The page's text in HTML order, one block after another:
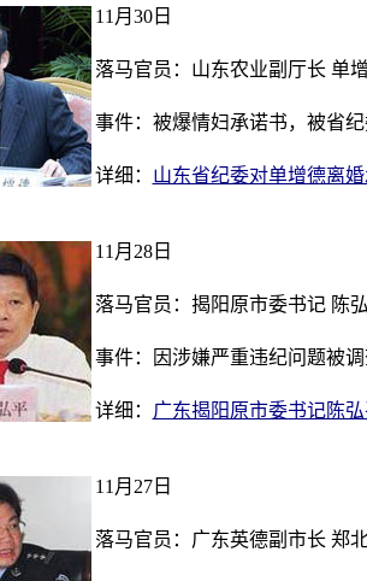
11月30日
落马官员：山东农业副厅长 单
事件：被爆情妇承诺书，被省纪
详细： 山东省纪委对单增德离
11月28日
落马官员：揭阳原市委书记 陈
事件：因涉嫌严重违纪问题被调
详细： 广东揭阳原市委书记陈
11月27日
落马官员：广东英德副市长 郑